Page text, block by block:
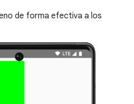
de forma efectiva a los